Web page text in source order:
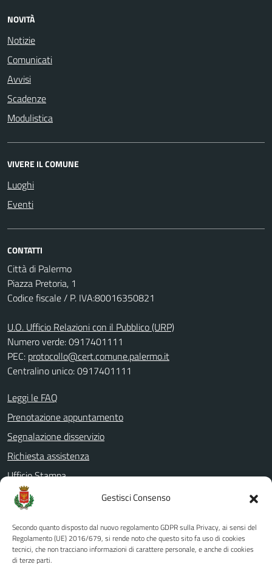
Gestisci Consenso
Secondo quanto disposto dal nuovo regolamento GDPR sulla Privacy, ai sensi del
Regolamento (UE) 2016/679, si rende noto che questo sito fa uso di cookies
tecnici, che non tracciano informazioni di carattere personale, e anche di cookies
di terze parti.
NOVITÀ
Notizie
Comunicati
Avvisi
Scadenze
Modulistica
VIVERE IL COMUNE
Luoghi
Eventi
CONTATTI
Città di Palermo
Piazza Pretoria, 1
Codice fiscale / P. IVA:80016350821
U.O. Ufficio Relazioni con il Pubblico (URP)
Numero verde: 0917401111
PEC: protocollo@cert.comune.palermo.it
Centralino unico: 0917401111
Leggi le FAQ
Prenotazione appuntamento
Segnalazione disservizio
Richiesta assistenza
Ufficio Stampa
Amministrazione Trasparente
Albo pretorio
Informativa privacy
Note legali